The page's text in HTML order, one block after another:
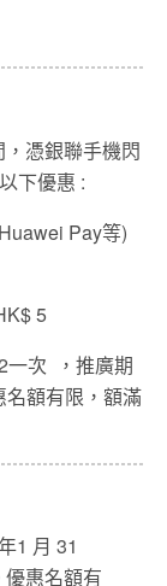
憑銀聯手機閃
下優惠 :
Pay等)
5
一次 ，推廣期
名額有限，額滿
1 月 31
惠名額有